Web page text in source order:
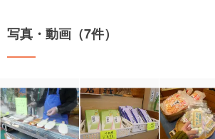
写真・動画（7件）